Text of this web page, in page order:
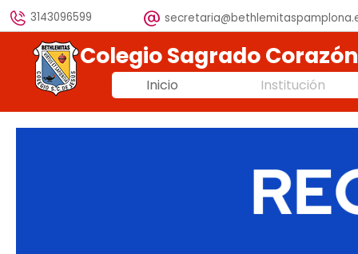
3143096599
Inicio Institución
Colegio Sagrado